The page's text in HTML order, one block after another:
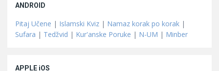
ANDROID
Pitaj Učene | Islamski Kviz | Namaz korak po korak |
Sufara | Tedžvid | Kur'anske Poruke | N-UM | Minber
APPLE iOS